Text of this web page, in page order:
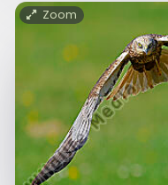
Zoom